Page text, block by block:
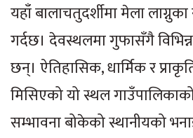
यहाँ बालाचतुदर्शीमा मेला
गर्दछ। देवस्थलमा गुफासँगै
छन्। ऐतिहासिक, धार्मिक र
मिसिएको यो स्थल
सम्भावना बोकेको स्थानीयको